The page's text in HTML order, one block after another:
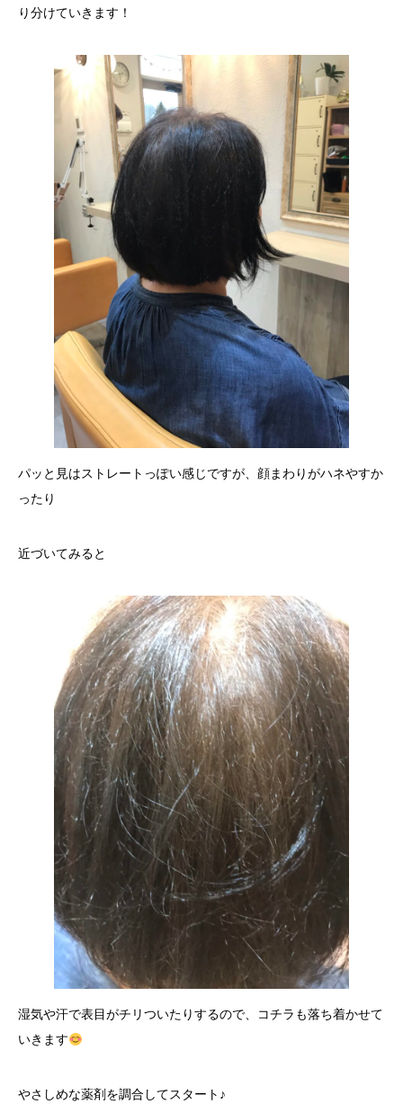
り分けていきます！
パッと見はストレートっぽい感じですが、顔まわりがハネやすか
ったり
近づいてみると
湿気や汗で表目がチリついたりするので、コチラも落ち着かせて
いきます
やさしめな薬剤を調合してスタート♪